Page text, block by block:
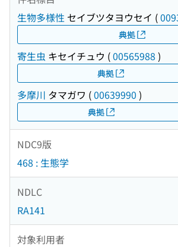
生物多様性 セイブツタヨウセイ (
典拠
寄生虫 キセイチュウ (00565988 )
典拠
多摩川 タマガワ (00639990 )
典拠
NDC9版
468 : 生態学
NDLC
RA141
対象利用者